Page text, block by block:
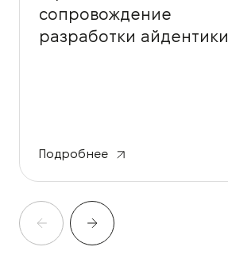
сопровождение
разработки айдентики
Подробнее